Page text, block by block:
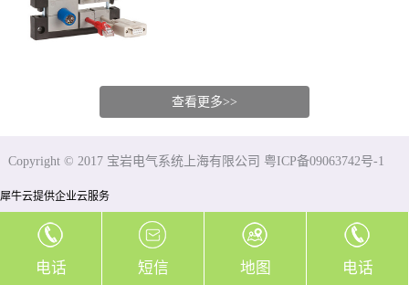
查看更多>>
Copyright © 2017 宝岩电气系统上海有限公司 粤ICP备09063742号-1
犀牛云提供企业云服务
电话 短信 地图 电话